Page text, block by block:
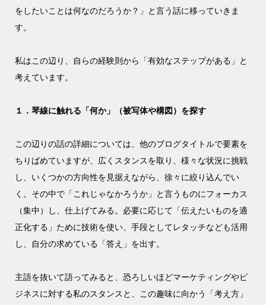
をしたいことは何なのだろうか？」と言う話に移っていきま
す。
私はこの辺り、自らの経験則から「有効なステップがある」と
考えています。
１．琴線に触れる「何か」（被写体や構図）を探す
この辺りの話の詳細については、他のブログタイトルで要素を
ちりばめていますが、広くスタンスを取り、様々な状況に挑戦
し、いくつかの方向性を見据えながら、徐々に絞り込んでい
く。その中で「これじゃなかろうか」と言うものにフォーカス
（集中）し、仕上げてみる。必要に応じて「伝えたいものを適
正化する」ために技術を使い、手段としてレタッチなども活用
し、自分の求めている「答え」を出す。
主語を抜いて語ってみると、恐ろしいほどマーケティングやビ
ジネスに対する私のスタンスと、この趣味に向かう「考え方」